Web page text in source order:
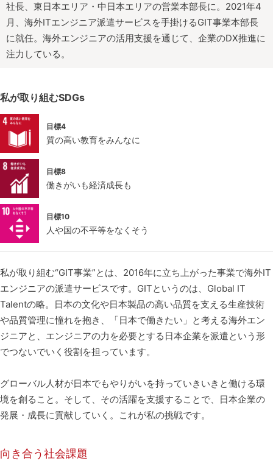
社長、東日本エリア・中日本エリアの営業本部長に。2021年4
月、海外ITエンジニア派遣サービスを手掛けるGIT事業本部長
に就任。海外エンジニアの活用支援を通じて、企業のDX推進に
注力している。
私が取り組むSDGs
目標4
質の高い教育をみんなに
目標8
働きがいも経済成長も
目標10
人や国の不平等をなくそう
私が取り組む“GIT事業”とは、2016年に立ち上がった事業で海外IT
エンジニアの派遣サービスです。GITというのは、Global IT
Talentの略。日本の文化や日本製品の高い品質を支える生産技術
や品質管理に憧れを抱き、「日本で働きたい」と考える海外エン
ジニアと、エンジニアの力を必要とする日本企業を派遣という形
でつないでいく役割を担っています。
グローバル人材が日本でもやりがいを持っていきいきと働ける環
境を創ること。そして、その活躍を支援することで、日本企業の
発展・成長に貢献していく。これが私の挑戦です。
向き合う社会課題